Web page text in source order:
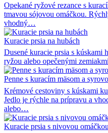
Opekané ryžové rezance s
tmavou sójovou omáčkou.
vhodný…
Kuracie prsia na hubách
Dusené kuracie prsia s kúskami
ryžou alebo opečenými
Penne s kuracím mäsom a
Krémové cestoviny s kúskami
Jedlo je rýchle na prípravu a
alebo…
Kuracie prsia s nivovou omáčkou